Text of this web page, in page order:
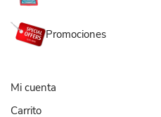
Promociones
Mi cuenta
Carrito